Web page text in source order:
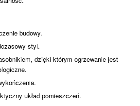
budowy.
styl.
dzięki którym ogrzewanie jest
układ pomieszczeń.